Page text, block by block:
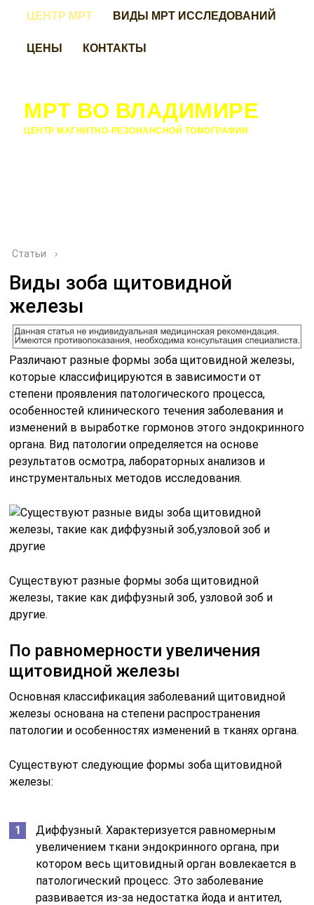
ЦЕНТР МРТ
ВИДЫ МРТ ИССЛЕДОВАНИЙ
ЦЕНЫ
КОНТАКТЫ
МРТ ВО ВЛАДИМИРЕ
ЦЕНТР МАГНИТНО-РЕЗОНАНСНОЙ ТОМОГРАФИИ
Статьи ›
Виды зоба щитовидной
железы
Различают разные формы зоба щитовидной железы,
которые классифицируются в зависимости от
степени проявления патологического процесса,
особенностей клинического течения заболевания и
изменений в выработке гормонов этого эндокринного
органа. Вид патологии определяется на основе
результатов осмотра, лабораторных анализов и
инструментальных методов исследования.
Существуют разные формы зоба щитовидной
железы, такие как диффузный зоб, узловой зоб и
другие.
По равномерности увеличения
щитовидной железы
Основная классификация заболеваний щитовидной
железы основана на степени распространения
патологии и особенностях изменений в тканях органа.
Существуют следующие формы зоба щитовидной
железы:
Диффузный. Характеризуется равномерным
увеличением ткани эндокринного органа, при
котором весь щитовидный орган вовлекается в
патологический процесс. Это заболевание
развивается из-за недостатка йода и антител,